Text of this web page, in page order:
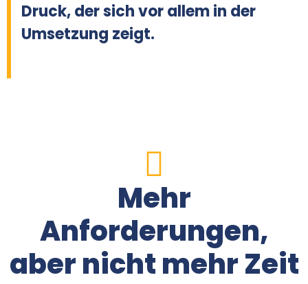
Druck, der sich vor allem in der
Umsetzung zeigt.
Mehr
Anforderungen,
aber nicht mehr Zeit